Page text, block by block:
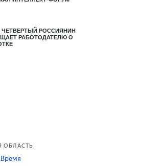
РОССИЯНИН
РАБОТОДАТЕЛЮ О